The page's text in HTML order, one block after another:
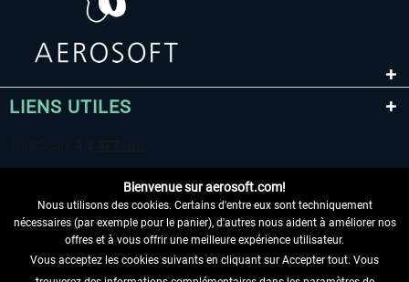
LIENS UTILES
RENONCER AU CONTRAT ICI
Bienvenue sur aerosoft.com!
Nous utilisons des cookies. Certains d'entre eux sont techniquement
nécessaires (par exemple pour le panier), d'autres nous aident à améliorer nos
offres et à vous offrir une meilleure expérience utilisateur.
Vous acceptez les cookies suivants en cliquant sur Accepter tout. Vous